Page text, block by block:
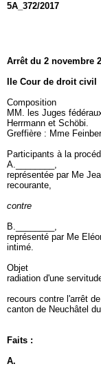
5A_372/2017
Arrêt du 2 novembre
IIe Cour de droit civil
Composition
MM. les Juges
Herrmann et Schöbi.
Greffière : Mme
Participants à la
A.________,
représentée par Me
recourante,
contre
B.________,
représenté par Me
intimé.
Objet
radiation d'une
recours contre l'arrêt
canton de Neuchâtel
Faits :
A.